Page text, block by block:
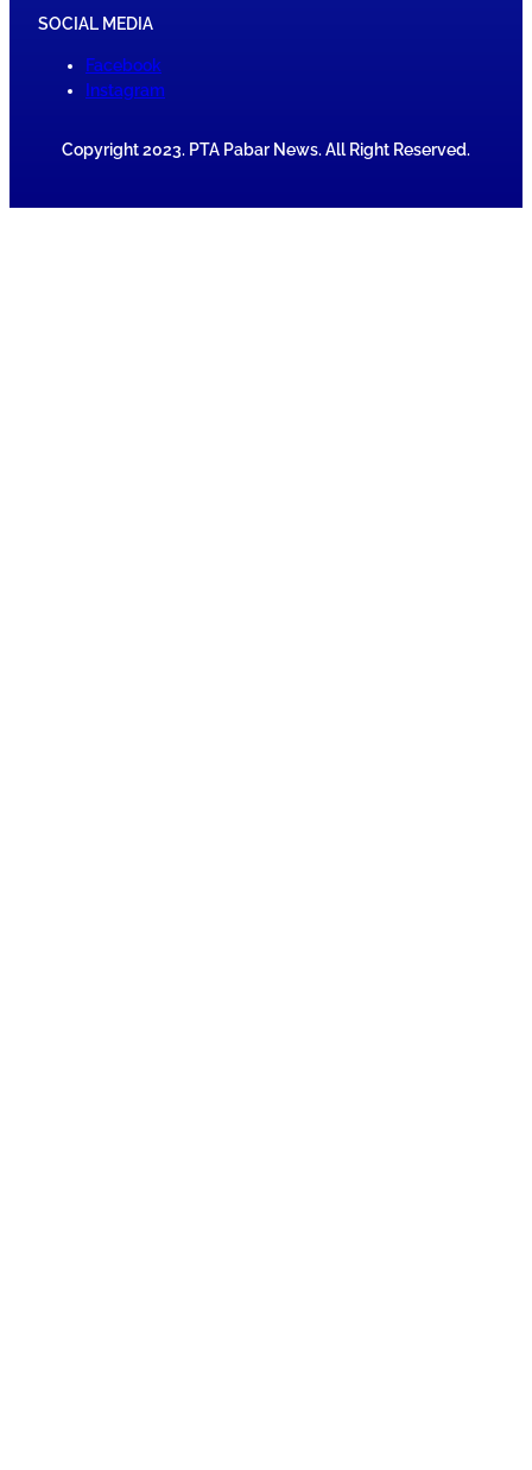
SOCIAL MEDIA
Facebook
Instagram
Copyright 2023. PTA Pabar News. All Right Reserved.